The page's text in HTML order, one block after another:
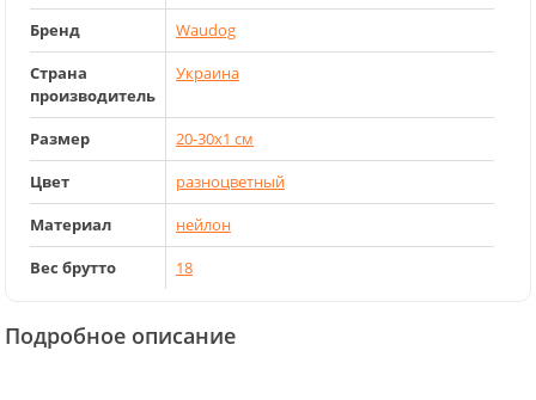
Бренд
Waudog
Страна
производитель
Украина
Размер
20-30x1 см
Цвет
разноцветный
Материал
нейлон
Вес брутто
18
Подробное описание